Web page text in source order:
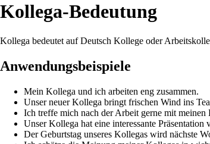
Kollega-Bedeutung
Kollega bedeutet auf Deutsch Kollege oder
Anwendungsbeispiele
Mein Kollega und ich arbeiten eng zusammen.
Unser neuer Kollega bringt frischen Wind ins
Ich treffe mich nach der Arbeit gerne mit meinen
Unser Kollega hat eine interessante Präsentation
Der Geburtstag unseres Kollegas wird nächste